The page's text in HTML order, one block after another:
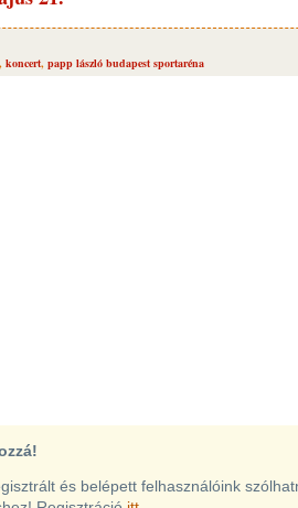
, koncert, papp lászló budapest sportaréna
és belépett felhasználóink